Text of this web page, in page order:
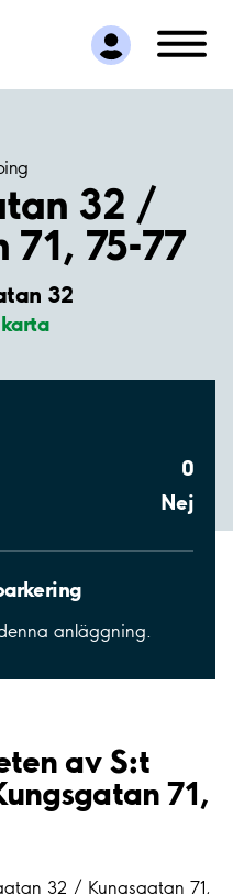
32 /
71, 75-77
32
0
Nej
anläggning.
av S:t
71,
32 / Kungsgatan 71,